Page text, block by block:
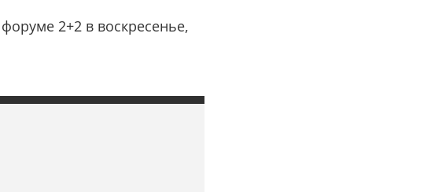
2+2 в воскресенье,